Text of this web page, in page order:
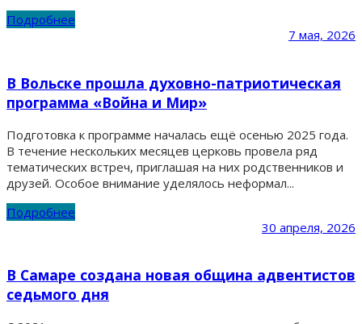
Подробнее
7 мая, 2026
В Вольске прошла духовно-патриотическая
программа «Война и Мир»
Подготовка к программе началась ещё осенью 2025 года.
В течение нескольких месяцев церковь провела ряд
тематических встреч, приглашая на них родственников и
друзей. Особое внимание уделялось неформал...
Подробнее
30 апреля, 2026
В Самаре создана новая община адвентистов
седьмого дня